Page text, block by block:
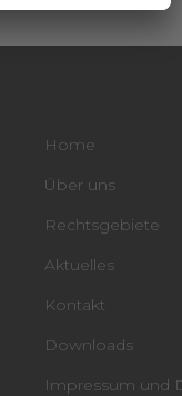
Home
Über uns
Rechtsgebiete
Aktuelles
Kontakt
Downloads
Impressum und